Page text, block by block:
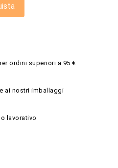
ordini superiori a 95 €
ai nostri imballaggi
lavorativo